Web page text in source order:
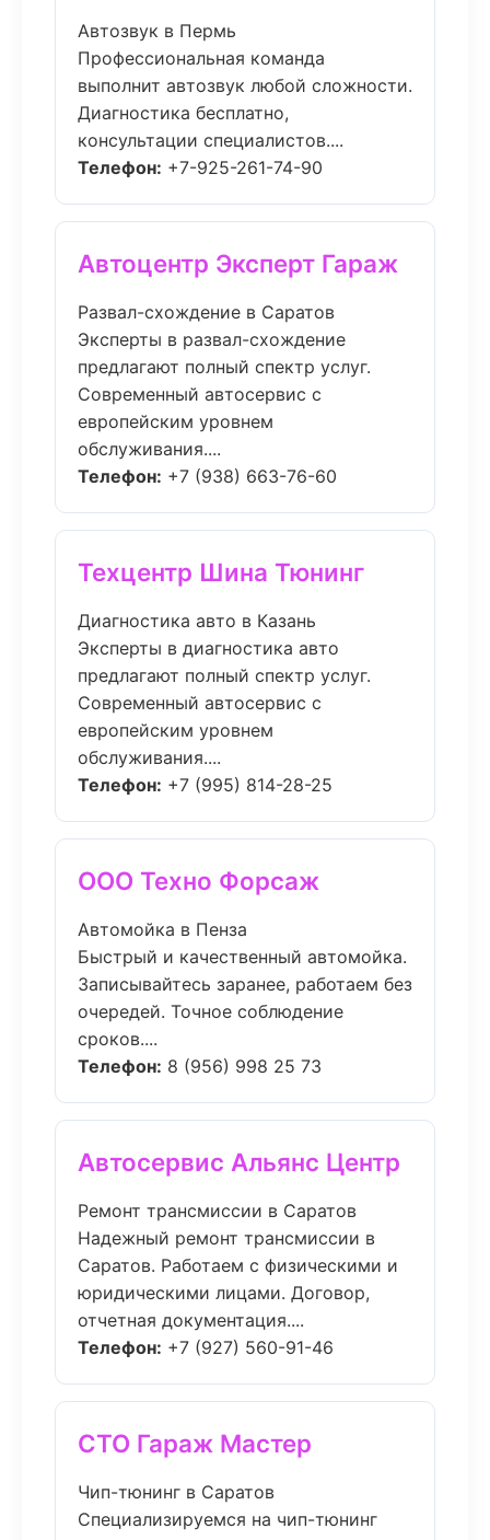
Автозвук в Пермь
Профессиональная команда
выполнит автозвук любой сложности.
Диагностика бесплатно,
консультации специалистов....
Телефон: +7-925-261-74-90
Автоцентр Эксперт Гараж
Развал-схождение в Саратов
Эксперты в развал-схождение
предлагают полный спектр услуг.
Современный автосервис с
европейским уровнем
обслуживания....
Телефон: +7 (938) 663-76-60
Техцентр Шина Тюнинг
Диагностика авто в Казань
Эксперты в диагностика авто
предлагают полный спектр услуг.
Современный автосервис с
европейским уровнем
обслуживания....
Телефон: +7 (995) 814-28-25
ООО Техно Форсаж
Автомойка в Пенза
Быстрый и качественный автомойка.
Записывайтесь заранее, работаем без
очередей. Точное соблюдение
сроков....
Телефон: 8 (956) 998 25 73
Автосервис Альянс Центр
Ремонт трансмиссии в Саратов
Надежный ремонт трансмиссии в
Саратов. Работаем с физическими и
юридическими лицами. Договор,
отчетная документация....
Телефон: +7 (927) 560-91-46
СТО Гараж Мастер
Чип-тюнинг в Саратов
Специализируемся на чип-тюнинг